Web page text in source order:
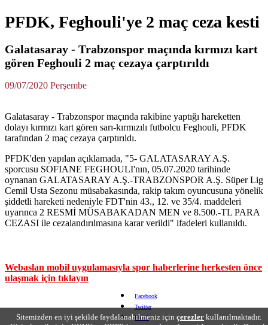
PFDK, Feghouli'ye 2 maç ceza kesti
Galatasaray - Trabzonspor maçında kırmızı kart
gören Feghouli 2 maç cezaya çarptırıldı
09/07/2020 Perşembe
Galatasaray - Trabzonspor maçında rakibine yaptığı hareketten
dolayı kırmızı kart gören sarı-kırmızılı futbolcu Feghouli, PFDK
tarafından 2 maç cezaya çarptırıldı.
PFDK'den yapılan açıklamada, "5- GALATASARAY A.Ş.
sporcusu SOFIANE FEGHOULI'nın, 05.07.2020 tarihinde
oynanan GALATASARAY A.Ş.-TRABZONSPOR A.Ş. Süper Lig
Cemil Usta Sezonu müsabakasında, rakip takım oyuncusuna yönelik
şiddetli hareketi nedeniyle FDT'nin 43., 12. ve 35/4. maddeleri
uyarınca 2 RESMİ MÜSABAKADAN MEN ve 8.500.-TL PARA
CEZASI ile cezalandırılmasına karar verildi" ifadeleri kullanıldı.
Webaslan mobil uygulamasıyla spor haberlerine herkesten önce
ulaşmak için tıklayın
Facebook
Twitter
Email
Sitemizden en iyi şekilde faydalanabilmeniz için çerezler kullanılmaktadır.